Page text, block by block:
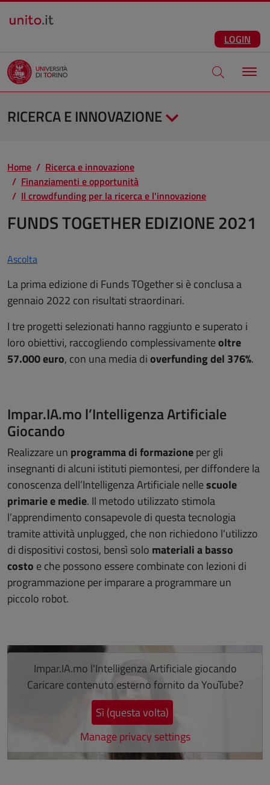
Salta al contenuto principale
LOGIN
Apri modale
RICERCA E INNOVAZIONE
Home
Ricerca e innovazione
Finanziamenti e opportunità
Il crowdfunding per la ricerca e l'innovazione
FUNDS TOGETHER EDIZIONE 2021
Ascolta
La prima edizione di Funds TOgether si è conclusa a
gennaio 2022 con risultati straordinari.
I tre progetti selezionati hanno raggiunto e superato i
loro obiettivi, raccogliendo complessivamenteoltre
57.000 euro, con una media dioverfunding del 376%.
Impar.IA.mo l’Intelligenza Artificiale
Giocando
Realizzare un programma di formazioneper gli
insegnanti di alcuni istituti piemontesi, per diffondere la
conoscenza dell’Intelligenza Artificiale nellescuole
primarie e medie. Il metodo utilizzato stimola
l’apprendimento consapevole di questa tecnologia
tramite attività unplugged, che non richiedono l'utilizzo
di dispositivi costosi, bensì solo materiali a basso
costo e che possono essere combinate con lezioni di
programmazione per imparare a programmare un
piccolo robot.
Salta lo slider
Impar.IA.mo l'Intelligenza Artificiale giocando
Caricare contenuto esterno fornito daYouTube?
Sì (questa volta)
Manage privacy settings